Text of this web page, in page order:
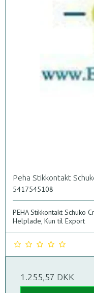
Peha Stikkontakt
5417545108
PEHA Stikkontakt Schuko
Helplade, Kun til Export
1.255,57 DKK